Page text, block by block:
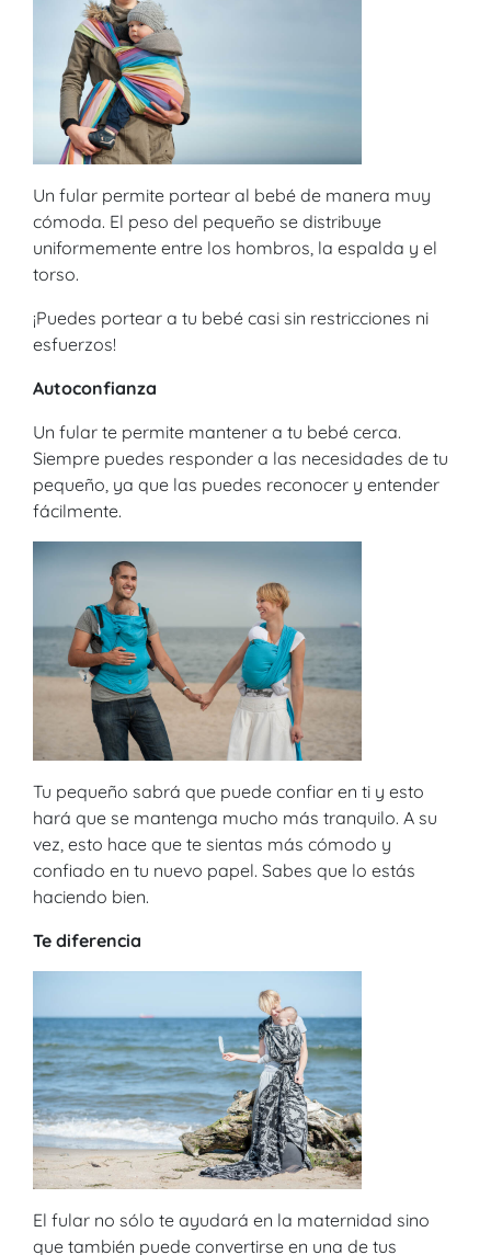
Un fular permite portear al bebé de manera muy
cómoda. El peso del pequeño se distribuye
uniformemente entre los hombros, la espalda y el
torso.
¡Puedes portear a tu bebé casi sin restricciones ni
esfuerzos!
Autoconfianza
Un fular te permite mantener a tu bebé cerca.
Siempre puedes responder a las necesidades de tu
pequeño, ya que las puedes reconocer y entender
fácilmente.
Tu pequeño sabrá que puede confiar en ti y esto
hará que se mantenga mucho más tranquilo. A su
vez, esto hace que te sientas más cómodo y
confiado en tu nuevo papel. Sabes que lo estás
haciendo bien.
Te diferencia
El fular no sólo te ayudará en la maternidad sino
que también puede convertirse en una de tus